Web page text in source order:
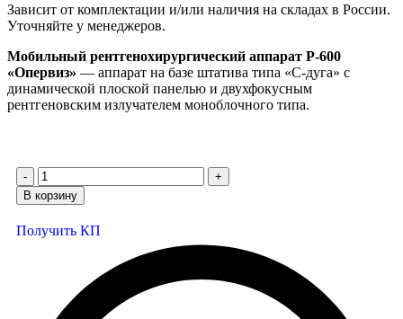
Зависит от комплектации и/или наличия на складах в России.
Уточняйте у менеджеров.
Мобильный рентгенохирургический аппарат Р-600
«Опервиз» — аппарат на базе штатива типа «С-дуга» с
динамической плоской панелью и двухфокусным
рентгеновским излучателем моноблочного типа.
В корзину
Получить КП